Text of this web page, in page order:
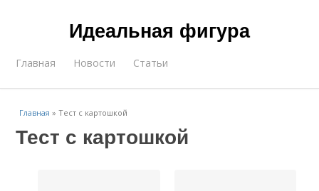
Идеальная фигура
Главная Новости Статьи
Главная »Тест с картошкой
Тест с картошкой